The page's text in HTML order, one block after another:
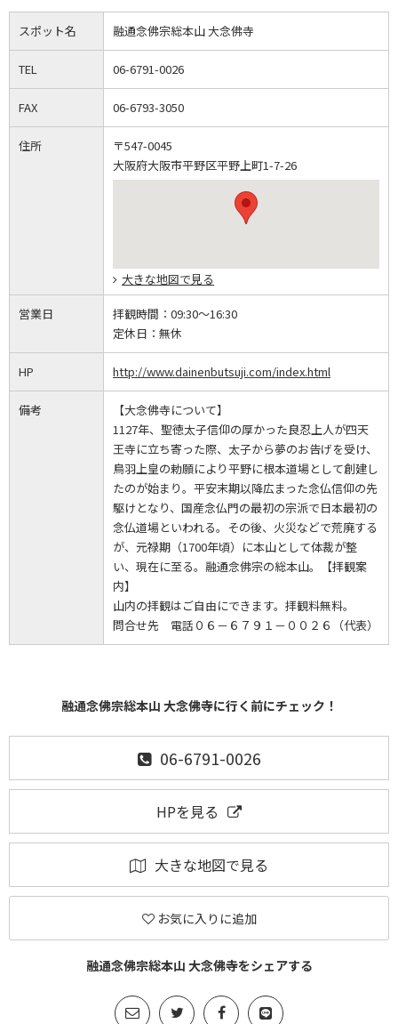
スポット名 融通念佛宗総本山 大念佛寺
TEL 06-6791-0026
FAX 06-6793-3050
住所
〒547-0045
大阪府大阪市平野区平野上町1-7-26
大きな地図で見る
営業日 拝観時間： 09:30～16:30
定休日： 無休
HP http://www.dainenbutsuji.com/index.html
備考
【大念佛寺について】
1127年、聖徳太子信仰の厚かった良忍上人が四天
王寺に立ち寄った際、太子から夢のお告げを受け、
鳥羽上皇の勅願により平野に根本道場として創建し
たのが始まり。平安末期以降広まった念仏信仰の先
駆けとなり、国産念仏門の最初の宗派で日本最初の
念仏道場といわれる。その後、火災などで荒廃する
が、元禄期（1700年頃）に本山として体裁が整
い、現在に至る。融通念佛宗の総本山。【拝観案
内】
山内の拝観はご自由にできます。拝観料無料。
問合せ先 電話０６－６７９１－００２６（代表）
融通念佛宗総本山 大念佛寺に行く前にチェック！
06-6791-0026
HPを見る
大きな地図で見る
お気に入りに追加
融通念佛宗総本山 大念佛寺をシェアする